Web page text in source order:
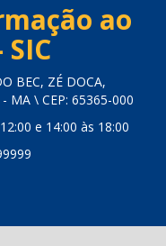
ao
BEC, ZÉ DOCA,
MA \ CEP: 65365-000
e 14:00 às 18:00